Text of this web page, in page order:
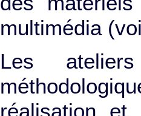
multimédia
Les
réalisation et